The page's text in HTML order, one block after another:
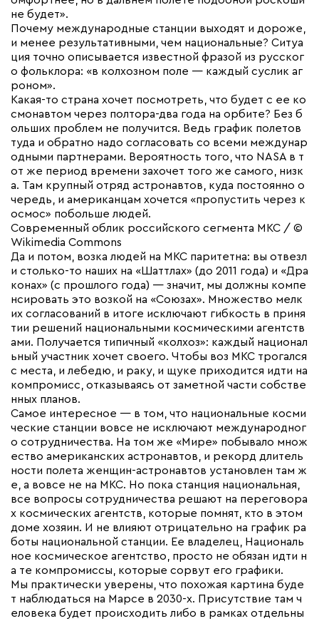
не будет».
Почему международные станции выходят и дороже,
и менее результативными, чем национальные? Ситуа
ция точно описывается известной фразой из русског
о фольклора: «в колхозном поле — каждый суслик аг
роном».
Какая-то страна хочет посмотреть, что будет с ее ко
смонавтом через полтора-два года на орбите? Без б
ольших проблем не получится. Ведь график полетов
туда и обратно надо согласовать со всеми междунар
одными партнерами. Вероятность того, что NASA в т
от же период времени захочет того же самого, низк
а. Там крупный отряд астронавтов, куда постоянно о
чередь, и американцам хочется «пропустить через к
осмос» побольше людей.
Современный облик российского сегмента МКС / ©
Wikimedia Commons
Да и потом, возка людей на МКС паритетна: вы отвезл
и столько-то наших на «Шаттлах» (до 2011 года) и «Дра
конах» (с прошлого года) — значит, мы должны компе
нсировать это возкой на «Союзах». Множество мелк
их согласований в итоге исключают гибкость в приня
тии решений национальными космическими агентств
ами. Получается типичный «колхоз»: каждый национал
ьный участник хочет своего. Чтобы воз МКС трогался
с места, и лебедю, и раку, и щуке приходится идти на
компромисс, отказываясь от заметной части собстве
нных планов.
Самое интересное — в том, что национальные косми
ческие станции вовсе не исключают международног
о сотрудничества. На том же «Мире» побывало множ
ество американских астронавтов, и рекорд длитель
ности полета женщин-астронавтов установлен там ж
е, а вовсе не на МКС. Но пока станция национальная,
все вопросы сотрудничества решают на переговора
х космических агентств, которые помнят, кто в этом
доме хозяин. И не влияют отрицательно на график ра
боты национальной станции. Ее владелец, Националь
ное космическое агентство, просто не обязан идти н
а те компромиссы, которые сорвут его графики.
Мы практически уверены, что похожая картина буде
т наблюдаться на Марсе в 2030-х. Присутствие там ч
еловека будет происходить либо в рамках отдельны